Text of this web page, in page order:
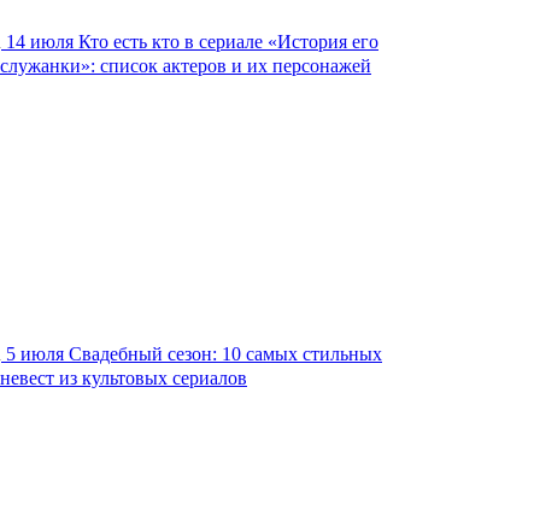
14 июля Кто есть кто в сериале «История его
служанки»: список актеров и их персонажей
5 июля Свадебный сезон: 10 самых стильных
невест из культовых сериалов